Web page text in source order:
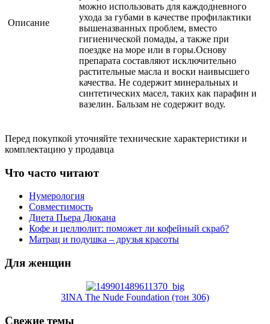
Описание
можно использовать для каждодневного
ухода за губами в качестве профилактики
вышеназванных проблем, вместо
гигиенической помады, а также при
поездке на море или в горы.Основу
препарата составляют исключительно
растительные масла и воски наивысшего
качества. Не содержит минеральных и
синтетических масел, таких как парафин и
вазелин. Бальзам не содержит воду.
Перед покупкой уточняйте технические характеристики и
комплектацию у продавца
Что часто читают
Нумерология
Совместимость
Диета Пьера Дюкана
Кофе и целлюлит: поможет ли кофейный скраб?
Матрац и подушка – друзья красоты
Для женщин
3INA The Nude Foundation (тон 306)
Свежие темы